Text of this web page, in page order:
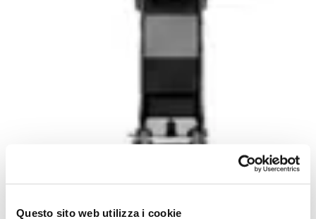
Questo sito web utilizza i cookie